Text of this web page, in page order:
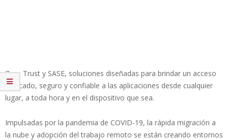
Zero Trust y SASE, soluciones diseñadas para brindar un acceso
unificado, seguro y confiable a las aplicaciones desde cualquier
lugar, a toda hora y en el dispositivo que sea.
Impulsadas por la pandemia de COVID-19, la rápida migración a
la nube y adopción del trabajo remoto se están creando entornos